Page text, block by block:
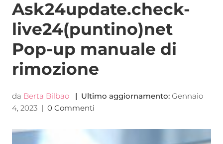
Ask24update.check-
live24(puntino)net
Pop-up manuale di
rimozione
da Berta Bilbao | Ultimo aggiornamento: Gennaio
4, 2023| 0 Commenti